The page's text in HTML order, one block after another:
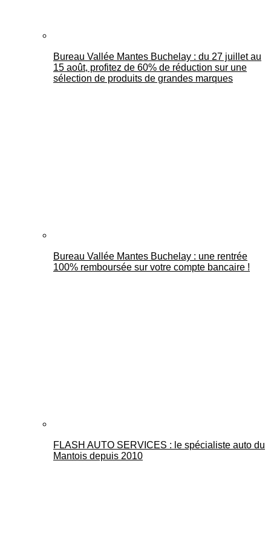
Bureau Vallée Mantes Buchelay : du 27 juillet au
15 août, profitez de 60% de réduction sur une
sélection de produits de grandes marques
Bureau Vallée Mantes Buchelay : une rentrée
100% remboursée sur votre compte bancaire !
FLASH AUTO SERVICES : le spécialiste auto du
Mantois depuis 2010